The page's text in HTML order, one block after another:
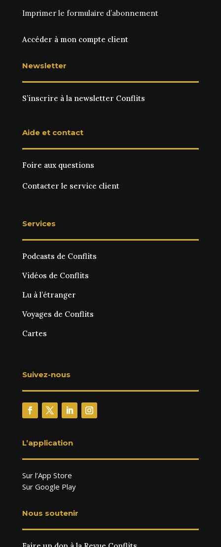
Imprimer le formulaire d’abonnement
Accéder à mon compte client
Newsletter
S’inscrire à la newsletter Conflits
Aide et contact
Foire aux questions
Contacter le service client
Services
Podcasts de Conflits
Vidéos de Conflits
Lu à l’étranger
Voyages de Conflits
Cartes
Suivez-nous
L’application
Sur l’App Store
Sur Google Play
Nous soutenir